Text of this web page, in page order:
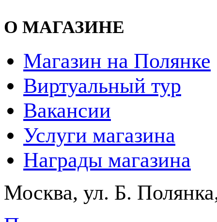
О МАГАЗИНЕ
Магазин на Полянке
Виртуальный тур
Вакансии
Услуги магазина
Награды магазина
Москва, ул. Б.